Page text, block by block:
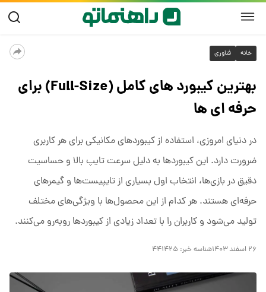
خانه فناوری
بهترین کیبورد های کامل (Full-Size) برای
حرفه‌ ای‌ ها
در دنیای امروزی، استفاده از کیبوردهای مکانیکی برای هر کاربری
ضرورت دارد. این کیبوردها به دلیل سرعت تایپ بالا و حساسیت
دقیق در بازی‌ها، انتخاب اول بسیاری از تایپیست‌ها و گیمرهای
حرفه‌ای هستند. هر کدام از این محصول‌ها با ویژگی‌های مختلف
تولید می‌شود و کاربران را با تعداد زیادی از کیبوردها روبه‌رو می‌کنند.
۲۶ اسفند ۱۴۰۳ شناسه خبر: ۴۴۱۴۲۵